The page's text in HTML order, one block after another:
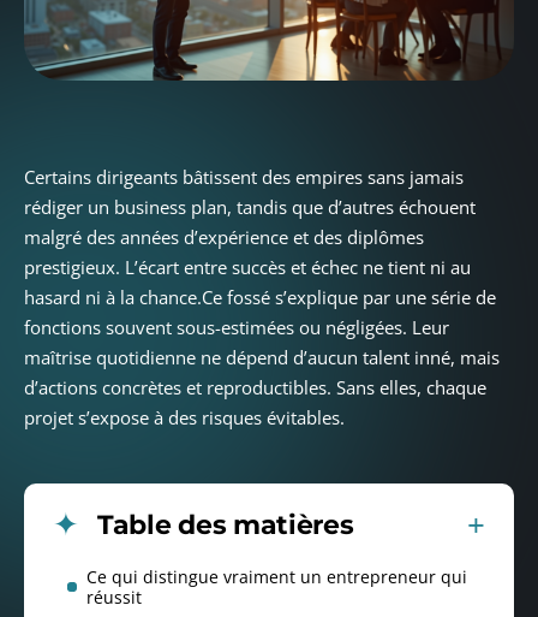
Certains dirigeants bâtissent des empires sans jamais
rédiger un business plan, tandis que d’autres échouent
malgré des années d’expérience et des diplômes
prestigieux. L’écart entre succès et échec ne tient ni au
hasard ni à la chance.Ce fossé s’explique par une série de
fonctions souvent sous-estimées ou négligées. Leur
maîtrise quotidienne ne dépend d’aucun talent inné, mais
d’actions concrètes et reproductibles. Sans elles, chaque
projet s’expose à des risques évitables.
Table des matières
Ce qui distingue vraiment un entrepreneur qui
réussit